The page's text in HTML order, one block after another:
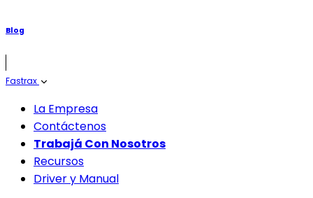
Blog
Fastrax
La Empresa
Contáctenos
Trabajá Con Nosotros
Recursos
Driver y Manual